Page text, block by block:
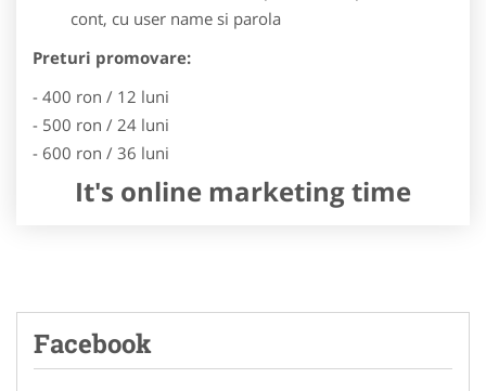
cont, cu user name si parola
Preturi promovare:
- 400 ron / 12 luni
- 500 ron / 24 luni
- 600 ron / 36 luni
It's online marketing time
Facebook